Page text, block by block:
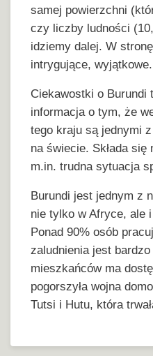
samej powierzchni
czy liczby ludności
idziemy dalej. W
intrygujące, wyjątkowe.
Ciekawostki o Burundi
informacja o tym, że
tego kraju są jednymi
na świecie. Składa
m.in. trudna sytuacja
Burundi jest jednym z
nie tylko w Afryce, ale
Ponad 90% osób
zaludnienia jest
mieszkańców ma
pogorszyła wojna
Tutsi i Hutu, która